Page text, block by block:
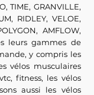
TIME, GRANVILLE,
RIDLEY, VELOE,
AMFLOW,
leurs gammes de
y compris les
vélos musculaires
fitness, les vélos
aussi les vélos